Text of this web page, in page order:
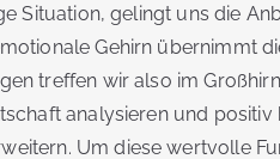
Situation, gelingt uns die
Gehirn übernimmt
treffen wir also im
analysieren und
Um diese wertvolle